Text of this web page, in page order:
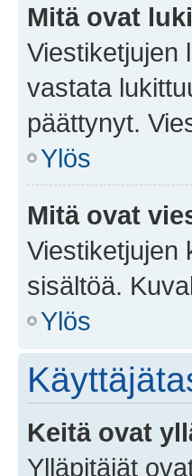
Mitä ovat
Viestiketjujen
vastata
päättynyt.
Ylös
Mitä ovat
Viestiketjujen
sisältöä.
Ylös
Keitä ovat
Ylläpitäjät